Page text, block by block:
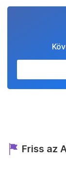
Friss az